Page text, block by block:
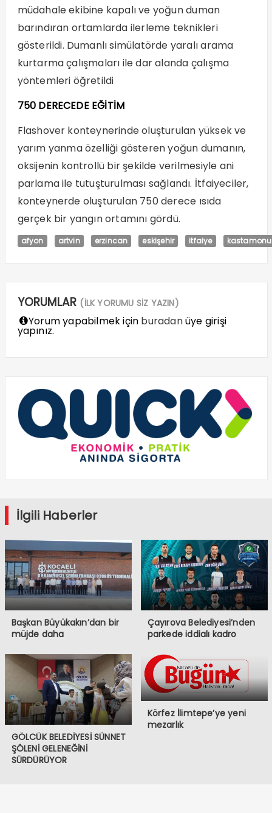
müdahale ekibine kapalı ve yoğun duman
barındıran ortamlarda ilerleme teknikleri
gösterildi. Dumanlı simülatörde yaralı arama
kurtarma çalışmaları ile dar alanda çalışma
yöntemleri öğretildi
750 DERECEDE EĞİTİM
Flashover konteynerinde oluşturulan yüksek ve
yarım yanma özelliği gösteren yoğun dumanın,
oksijenin kontrollü bir şekilde verilmesiyle ani
parlama ile tutuşturulması sağlandı. İtfaiyeciler,
konteynerde oluşturulan 750 derece ısıda
gerçek bir yangın ortamını gördü.
afyon artvin erzincan eskişehir itfaiye kastamonu
YORUMLAR (İLK YORUMU SİZ YAZIN)
Yorum yapabilmek için buradanüye girişi
yapınız.
İlgili Haberler
Başkan Büyükakın’dan bir
müjde daha
Çayırova Belediyesi’nden
parkede iddialı kadro
GÖLCÜK BELEDİYESİ SÜNNET
ŞÖLENİ GELENEĞİNİ
SÜRDÜRÜYOR
Körfez İlimtepe’ye yeni
mezarlık